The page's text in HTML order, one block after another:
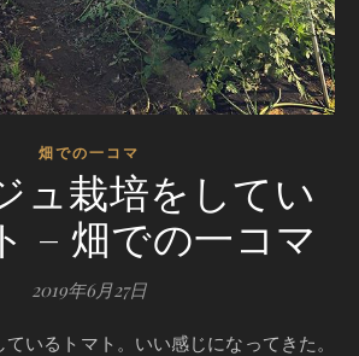
畑での一コマ
ュ栽培をしてい
– 畑での一コマ
2019年6月27日